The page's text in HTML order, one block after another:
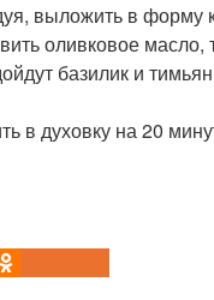
выложить в форму
оливковое масло,
базилик и
духовку на 20